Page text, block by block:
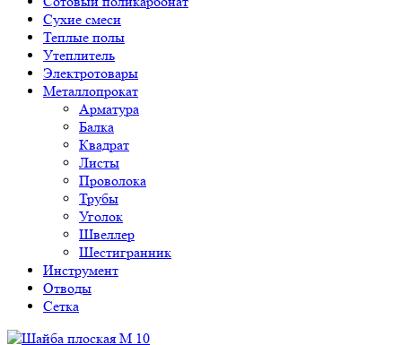
Сухие смеси
Теплые полы
Утеплитель
Электротовары
Металлопрокат
Арматура
Балка
Квадрат
Листы
Проволока
Трубы
Уголок
Швеллер
Шестигранник
Инструмент
Отводы
Сетка